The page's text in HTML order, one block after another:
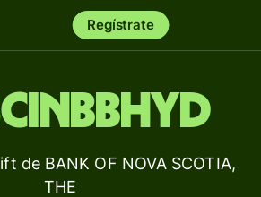
Regístrate
de BANK OF NOVA SCOTIA,
THE